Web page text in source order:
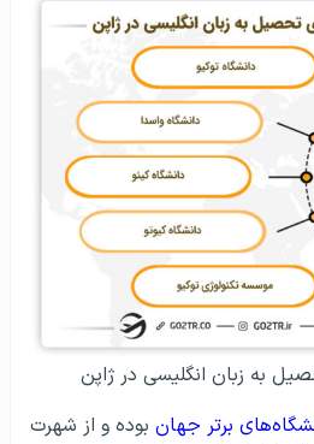
به زبان انگلیسی در ژاپن
برتر جهان بوده و از شهرت